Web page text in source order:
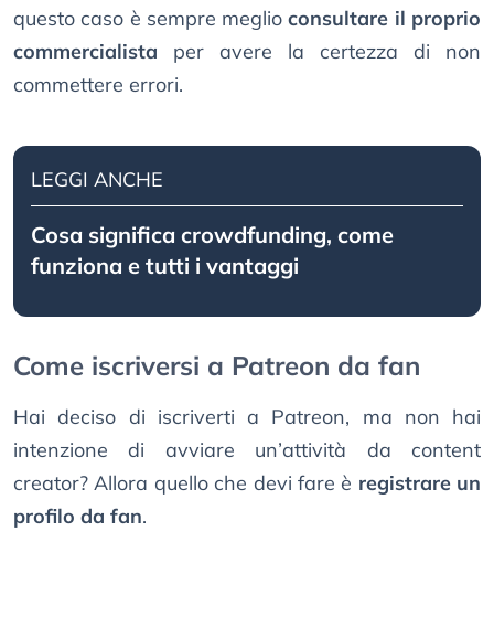
questo caso è sempre meglioconsultare il proprio
commercialista per avere la certezza di non
commettere errori.
LEGGI ANCHE
Cosa significa crowdfunding, come
funziona e tutti i vantaggi
Come iscriversi a Patreon da fan
Hai deciso di iscriverti a Patreon, ma non hai
intenzione di avviare un’attività da content
creator? Allora quello che devi fare è registrare un
profilo da fan.